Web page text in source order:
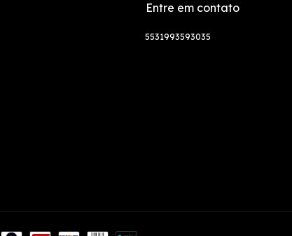
Entre em contato
5531993593035